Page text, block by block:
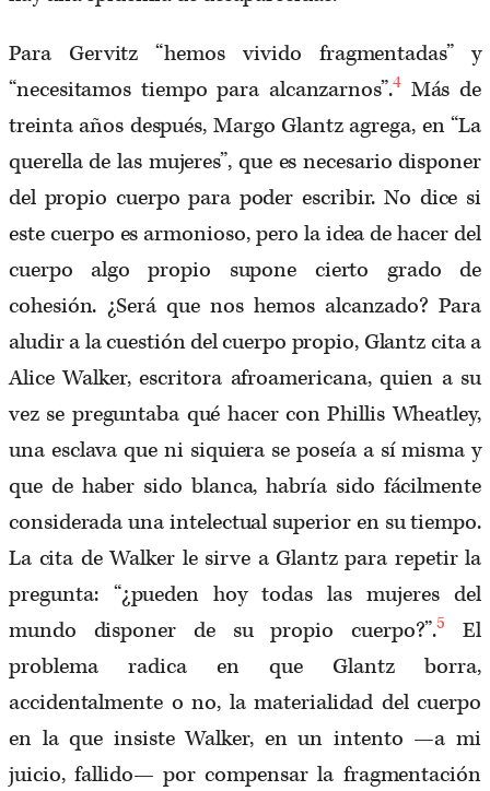
Para Gervitz “hemos vivido fragmentadas” y
“necesitamos tiempo para alcanzarnos”.4Más de
treinta años después, Margo Glantz agrega, en “La
querella de las mujeres”, que es necesario disponer
del propio cuerpo para poder escribir. No dice si
este cuerpo es armonioso, pero la idea de hacer del
cuerpo algo propio supone cierto grado de
cohesión. ¿Será que nos hemos alcanzado? Para
aludir a la cuestión del cuerpo propio, Glantz cita a
Alice Walker, escritora afroamericana, quien a su
vez se preguntaba qué hacer con Phillis Wheatley,
una esclava que ni siquiera se poseía a sí misma y
que de haber sido blanca, habría sido fácilmente
considerada una intelectual superior en su tiempo.
La cita de Walker le sirve a Glantz para repetir la
pregunta: “¿pueden hoy todas las mujeres del
mundo disponer de su propio cuerpo?”.5
El
problema radica en que Glantz borra,
accidentalmente o no, la materialidad del cuerpo
en la que insiste Walker, en un intento —a mi
juicio, fallido— por compensar la fragmentación